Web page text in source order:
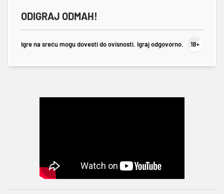
ODIGRAJ ODMAH!
Igre na sreću mogu dovesti do ovisnosti. Igraj odgovorno.